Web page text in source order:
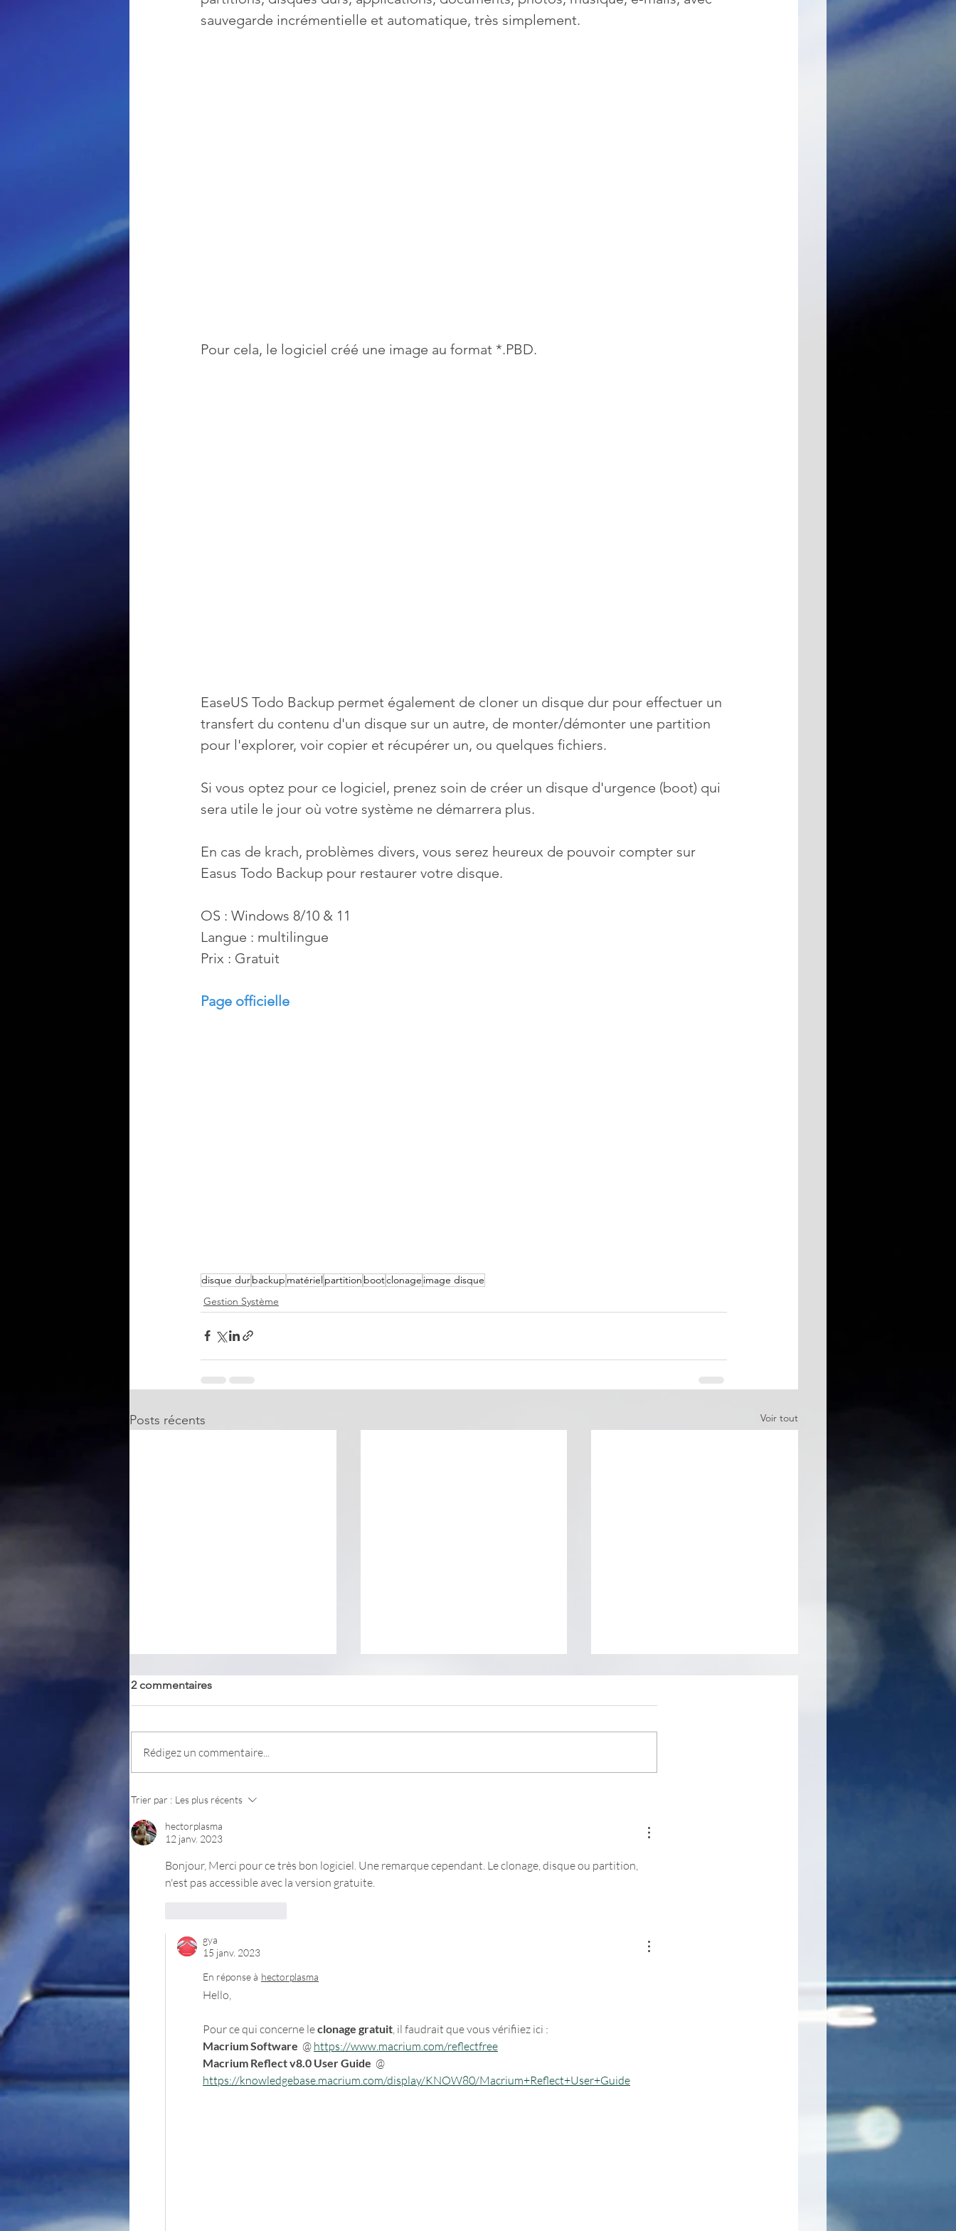
sauvegarde incrémentielle et automatique, très simplement.
Pour cela, le logiciel créé une image au format *.PBD.
EaseUS Todo Backup permet également de cloner un disque dur pour effectuer un
transfert du contenu d'un disque sur un autre, de monter/démonter une partition
pour l'explorer, voir copier et récupérer un, ou quelques fichiers.
Si vous optez pour ce logiciel, prenez soin de créer un disque d'urgence (boot) qui
sera utile le jour où votre système ne démarrera plus.
En cas de krach, problèmes divers, vous serez heureux de pouvoir compter sur
Easus Todo Backup pour restaurer votre disque.
OS : Windows 8/10 & 11
Langue : multilingue
Prix : Gratuit
Page officielle
disque durbackup matérielpartition bootclonage image disque
Gestion Système
Posts récents Voir tout
PKeyMaster RAMagic
2 commentaires
Rédigez un commentaire...
Trier par : Les plus récents
hectorplasma
12 janv. 2023
Bonjour, Merci pour ce très bon logiciel. Une remarque cependant. Le clonage, disque ou partition,
n'est pas accessible avec la version gratuite.
gya
15 janv. 2023
En réponse à hectorplasma
Hello,
Pour ce qui concerne le clonage gratuit, il faudrait que vous vérifiiez ici :
Macrium Software
  @
https://www.macrium.com/reflectfree
Macrium Reflect v8.0 User Guide
  @
https://knowledgebase.macrium.com/display/KNOW80/Macrium+Reflect+User+Guide